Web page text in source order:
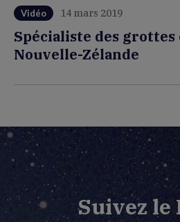
Vidéo 14 mars 2019
Spécialiste des grottes
Nouvelle-Zélande
Suivez le